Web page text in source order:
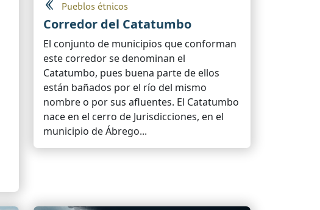
Pueblos étnicos
Corredor del Catatumbo
El conjunto de municipios que conforman
este corredor se denominan el
Catatumbo, pues buena parte de ellos
están bañados por el río del mismo
nombre o por sus afluentes. El Catatumbo
nace en el cerro de Jurisdicciones, en el
municipio de Ábrego...